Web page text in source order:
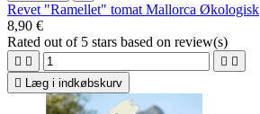
Revet "Ramellet" tomat Mallorca Økologisk
8,90 €
Rated out of 5 stars based on review(s)
   

Læg i indkøbskurv